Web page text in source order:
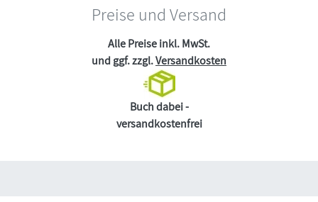
Preise und Versand
Alle Preise inkl. MwSt.
und ggf. zzgl.Versandkosten
Buch dabei -
versandkostenfrei